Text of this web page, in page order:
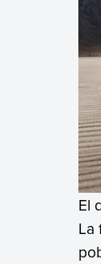
El
La